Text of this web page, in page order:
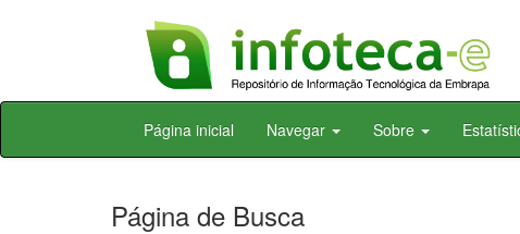
Skip
Página inicial Navegar Sobre
Página de Busca